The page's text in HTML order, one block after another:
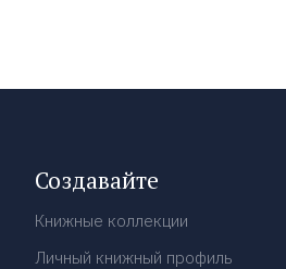
Создавайте
Книжные коллекции
Личный книжный профиль